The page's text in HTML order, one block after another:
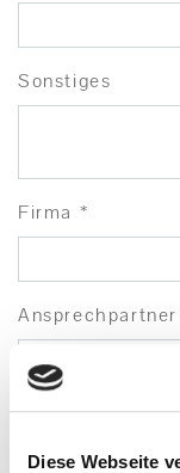
Diese Webseite
Sonstiges
Firma *
Strasse